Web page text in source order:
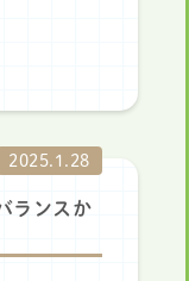
2025.1.28
ランスか